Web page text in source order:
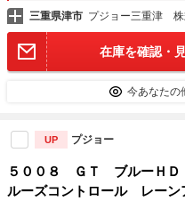
三重県津市 プジョー三重津 株
在庫を確認・
今あなたの
UP プジョー
５００８ ＧＴ ブルーＨ
ルーズコントロール レー